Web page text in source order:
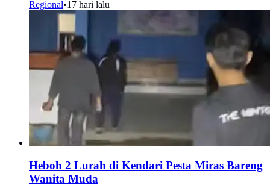
Regional•17 hari lalu
Heboh 2 Lurah di Kendari Pesta Miras Bareng
Wanita Muda